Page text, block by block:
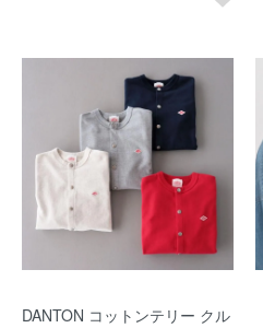
DANTON コットンテリー クル